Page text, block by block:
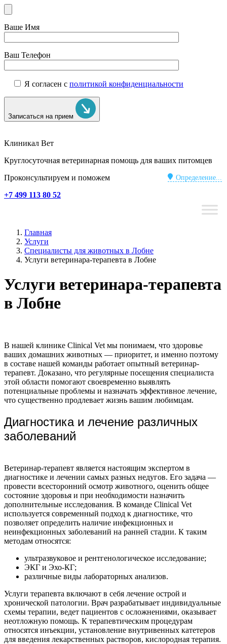
Ваше Имя
Ваш Телефон
Я согласен с политикой конфиденциальности
Записаться на прием
Клиникал Вет
Круглосуточная ветеринарная помощь для ваших питомцев
Определение...
Проконсультируем и поможем
+7 499 113 80 52
Главная
Услуги
Специалисты для животных в Лобне
Услуги ветеринара-терапевта в Лобне
Услуги ветеринара-терапевта
в Лобне
В нашей клинике Clinical Vet мы понимаем, что здоровье
ваших домашних животных — приоритет, и именно поэтому
в составе нашей команды работает опытный ветеринар-
терапевт. Доказано, что регулярные посещения специалиста
этой области помогают своевременно выявлять
потенциальные проблемы и назначать эффективное лечение,
что существенно продлевает жизнь вашим любимцам.
Диагностика и лечение различных
заболеваний
Ветеринар-терапевт является настоящим экспертом в
диагностике и лечении самых разных недугов. Его задача —
провести всесторонний осмотр животного, оценить общее
состояние здоровья и при необходимости назначить
дополнительные исследования. В команде Clinical Vet
используется современный подход к диагностике, что
позволяет определить наличие инфекционных и
неинфекционных заболеваний на ранней стадии. К таким
методам относятся:
ультразвуковое и рентгенологическое исследование;
ЭКГ и Эхо-КГ;
различные виды лабораторных анализов.
Услуги терапевта включают в себя лечение острой и
хронической патологии. Врач разрабатывает индивидуальные
схемы терапии, ведет пациентов с осложнениями, оказывает
неотложную помощь. К терапевтическим процедурам
относятся инъекции, установление внутривенных катетеров
для введения лекарственных растворов, кислородная терапия.